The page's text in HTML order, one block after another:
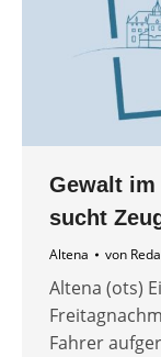
Gewalt im
sucht
Altena von
Altena (ots)
Fahrer